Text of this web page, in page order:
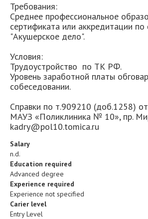
Требования:
Среднее профессиональное
сертификата или аккредитации по
"Акушерское дело".
Условия:
Трудоустройство по ТК РФ.
Уровень заработной платы
собеседовании.
Справки по т.909210 (доб.1258)
МАУЗ «Поликлиника № 10», пр.
kadry@pol10.tomica.ru
Salary
n.d.
Education required
Advanced degree
Experience required
Experience not specified
Carier level
Entry Level